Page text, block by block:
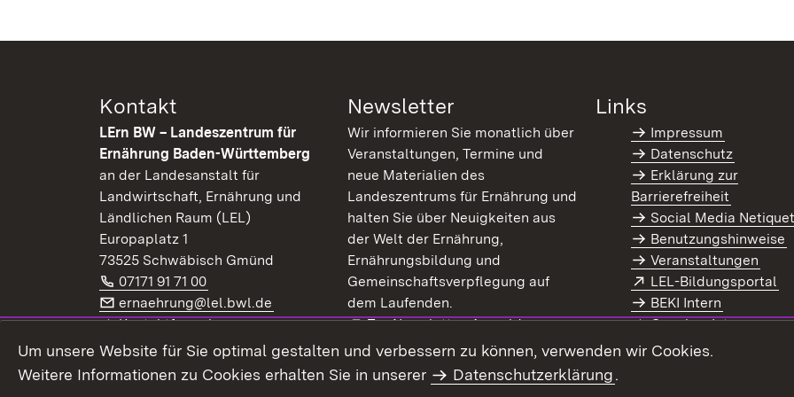
Kontakt
LErn BW – Landeszentrum für
Ernährung Baden-Württemberg
an der Landesanstalt für
Landwirtschaft, Ernährung und
Ländlichen Raum (LEL)
Europaplatz 1
73525 Schwäbisch Gmünd
Telefon:
07171 91 71 00 (Öffnet in neuem Fenster)
E-Mail:
ernaehrung@lel.bwl.de (Öffnet in neuem Fenster)
Kontaktformular
Extern:
LinkedIn (Öffnet in neuem Fenster)
Newsletter
Wir informieren Sie monatlich über
Veranstaltungen, Termine und
neue Materialien des
Landeszentrums für Ernährung und
halten Sie über Neuigkeiten aus
der Welt der Ernährung,
Ernährungsbildung und
Gemeinschaftsverpflegung auf
dem Laufenden.
Extern:
Zur Newsletter-Anmeldung(Öffnet in neuem Fenster)
Newsletter-Archiv
Links
Impressum
Datenschutz
Erklärung zur
Barrierefreiheit
Social Media
Benutzungshinweise
Veranstaltungen
Extern:
LEL-Bildungsportal
BEKI Intern
Coaches Intern
Intranet
Um unsere Website für Sie optimal gestalten und verbessern zu können, verwenden wir Cookies.
Weitere Informationen zu Cookies erhalten Sie in unserer
Datenschutzerklärung.